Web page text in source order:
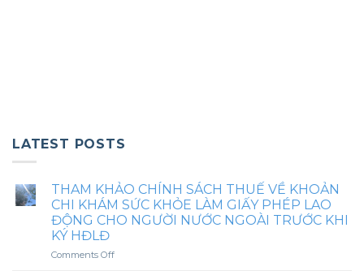
LATEST POSTS
THAM KHẢO CHÍNH SÁCH THUẾ VỀ KHOẢN
CHI KHÁM SỨC KHỎE LÀM GIẤY PHÉP LAO
ĐỘNG CHO NGƯỜI NƯỚC NGOÀI TRƯỚC KHI
KÝ HĐLĐ
Comments Offon